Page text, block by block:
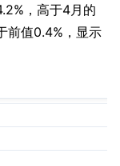
，高于4月的
前值0.4%，显示